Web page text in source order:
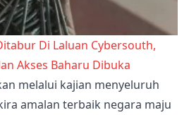
Di Laluan Cybersouth,
Akses Baharu Dibuka
melalui kajian menyeluruh
amalan terbaik negara maju